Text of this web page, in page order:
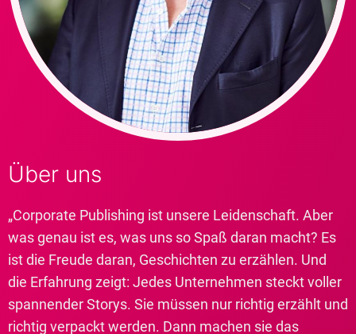
Über uns
„Corporate Publishing ist unsere Leidenschaft. Aber
was genau ist es, was uns so Spaß daran macht? Es
ist die Freude daran, Geschichten zu erzählen. Und
die Erfahrung zeigt: Jedes Unternehmen steckt voller
spannender Storys. Sie müssen nur richtig erzählt und
richtig verpackt werden. Dann machen sie das